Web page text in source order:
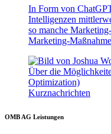
In Form von
Intelligenzen
so manche
Marketing-
Über die
Optimization)
Kurznachrichten
OMB AG Leistungen